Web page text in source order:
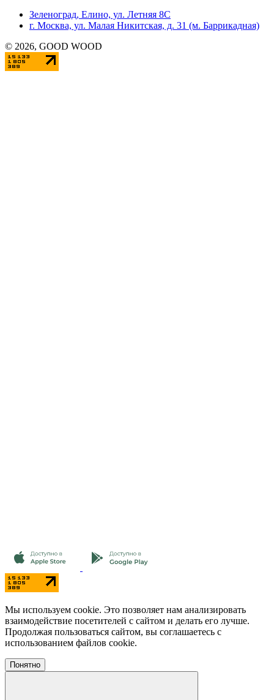
Зеленоград, Елино, ул. Летняя 8С
г. Москва, ул. Малая Никитская, д. 31 (м. Баррикадная)
© 2026, GOOD WOOD
Мы используем cookie. Это позволяет нам анализировать
взаимодействие посетителей с сайтом и делать его лучше.
Продолжая пользоваться сайтом, вы соглашаетесь с
использованием файлов cookie.
Понятно